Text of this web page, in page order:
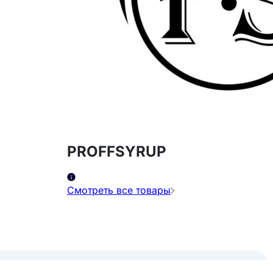
PROFFSYRUP
Смотреть все товары